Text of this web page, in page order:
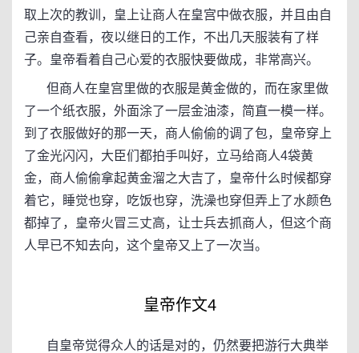
取上次的教训，皇上让商人在皇宫中做衣服，并且由自
己亲自查看，夜以继日的工作，不出几天服装有了样
子。皇帝看着自己心爱的衣服快要做成，非常高兴。
但商人在皇宫里做的衣服是黄金做的，而在家里做
了一个纸衣服，外面涂了一层金油漆，简直一模一样。
到了衣服做好的那一天，商人偷偷的调了包，皇帝穿上
了金光闪闪，大臣们都拍手叫好，立马给商人4袋黄
金，商人偷偷拿起黄金溜之大吉了，皇帝什么时候都穿
着它，睡觉也穿，吃饭也穿，洗澡也穿但弄上了水颜色
都掉了，皇帝火冒三丈高，让士兵去抓商人，但这个商
人早已不知去向，这个皇帝又上了一次当。
皇帝作文4
自皇帝觉得众人的话是对的，仍然要把游行大典举